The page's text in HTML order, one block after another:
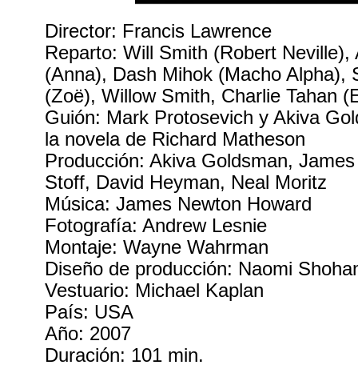
Director: Francis Lawrence
Reparto: Will Smith (Robert Neville),
(Anna), Dash Mihok (Macho Alpha),
(Zoë), Willow Smith, Charlie Tahan
Guión: Mark Protosevich y Akiva
la novela de Richard Matheson
Producción: Akiva Goldsman,
Stoff, David Heyman, Neal Moritz
Música: James Newton Howard
Fotografía: Andrew Lesnie
Montaje: Wayne Wahrman
Diseño de producción: Naomi
Vestuario: Michael Kaplan
País: USA
Año: 2007
Duración: 101 min.